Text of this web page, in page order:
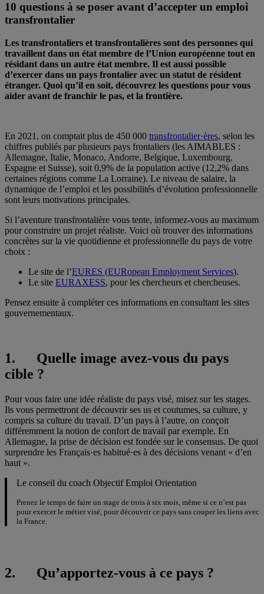
10 questions à se poser avant d’accepter un emploi
transfrontalier
Les transfrontaliers et transfrontalières sont des personnes qui
travaillent dans un état membre de l’Union européenne tout en
résidant dans un autre état membre. Il est aussi possible
d’exercer dans un pays frontalier avec un statut de résident
étranger. Quoi qu’il en soit, découvrez les questions pour vous
aider avant de franchir le pas, et la frontière.
En 2021, on comptait plus de 450 000 transfrontalier·ères, selon les
chiffres publiés par plusieurs pays frontaliers (les AIMABLES :
Allemagne, Italie, Monaco, Andorre, Belgique, Luxembourg,
Espagne et Suisse), soit 0,9% de la population active (12,2% dans
certaines régions comme La Lorraine). Le niveau de salaire, la
dynamique de l’emploi et les possibilités d’évolution professionnelle
sont leurs motivations principales.
Si l’aventure transfrontalière vous tente, informez-vous au maximum
pour construire un projet réaliste. Voici où trouver des informations
concrètes sur la vie quotidienne et professionnelle du pays de votre
choix :
Le site de l’EURES (EURopean Employment Services).
Le site EURAXESS, pour les chercheurs et chercheuses.
Pensez ensuite à compléter ces informations en consultant les sites
gouvernementaux.
1. Quelle image avez-vous du pays
cible ?
Pour vous faire une idée réaliste du pays visé, misez sur les stages.
Ils vous permettront de découvrir ses us et coutumes, sa culture, y
compris sa culture du travail. D’un pays à l’autre, on conçoit
différemment la notion de confort de travail par exemple. En
Allemagne, la prise de décision est fondée sur le consensus. De quoi
surprendre les Français·es habitué·es à des décisions venant « d’en
haut ».
Le conseil du coach Objectif Emploi Orientation
Prenez le temps de faire un stage de trois à six mois, même si ce n’est pas
pour exercer le métier visé, pour découvrir ce pays sans couper les liens avec
la France.
2. Qu’apportez-vous à ce pays ?